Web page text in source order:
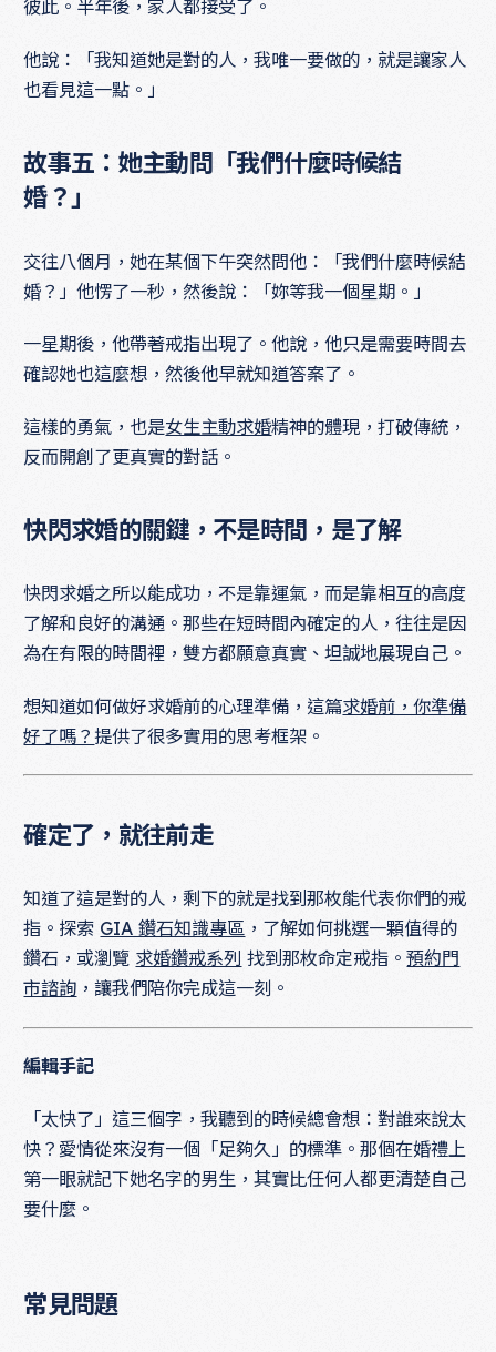
彼此。半年後，家人都接受了。
他說：「我知道她是對的人，我唯一要做的，就是讓家人
也看見這一點。」
故事五：她主動問「我們什麼時候結
婚？」
交往八個月，她在某個下午突然問他：「我們什麼時候結
婚？」他愣了一秒，然後說：「妳等我一個星期。」
一星期後，他帶著戒指出現了。他說，他只是需要時間去
確認她也這麼想，然後他早就知道答案了。
這樣的勇氣，也是女生主動求婚精神的體現，打破傳統，
反而開創了更真實的對話。
快閃求婚的關鍵，不是時間，是了解
快閃求婚之所以能成功，不是靠運氣，而是靠相互的高度
了解和良好的溝通。那些在短時間內確定的人，往往是因
為在有限的時間裡，雙方都願意真實、坦誠地展現自己。
想知道如何做好求婚前的心理準備，這篇求婚前，你準備
好了嗎？提供了很多實用的思考框架。
確定了，就往前走
知道了這是對的人，剩下的就是找到那枚能代表你們的戒
指。探索 GIA 鑽石知識專區 ，了解如何挑選一顆值得的
鑽石，或瀏覽 求婚鑽戒系列 找到那枚命定戒指。預約門
市諮詢 ，讓我們陪你完成這一刻。
編輯手記
「太快了」這三個字，我聽到的時候總會想：對誰來說太
快？愛情從來沒有一個「足夠久」的標準。那個在婚禮上
第一眼就記下她名字的男生，其實比任何人都更清楚自己
要什麼。
常見問題